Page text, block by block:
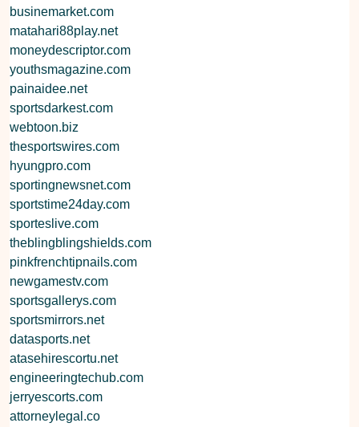
businemarket.com
matahari88play.net
moneydescriptor.com
youthsmagazine.com
painaidee.net
sportsdarkest.com
webtoon.biz
thesportswires.com
hyungpro.com
sportingnewsnet.com
sportstime24day.com
sporteslive.com
theblingblingshields.com
pinkfrenchtipnails.com
newgamestv.com
sportsgallerys.com
sportsmirrors.net
datasports.net
atasehirescortu.net
engineeringtechub.com
jerryescorts.com
attorneylegal.co